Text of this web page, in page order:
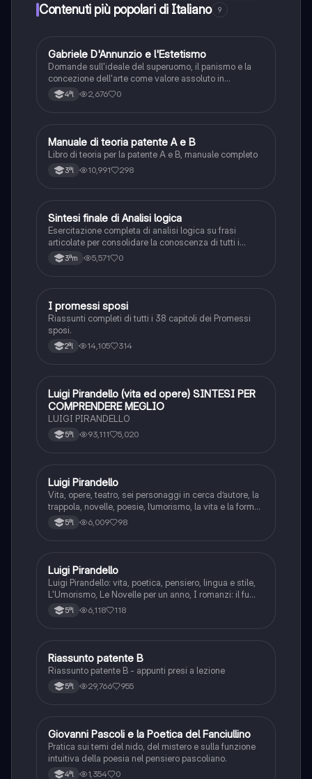
Contenuti più popolari di Italiano 9
GItaliano
Gabriele D'Annunzio e l'Estetismo
Domande sull'ideale del superuomo, il panismo e la
concezione dell'arte come valore assoluto in
D'Annunzio.
4ªl 2,676 0
Italiano
Manuale di teoria patente A e B
Libro di teoria per la patente A e B, manuale completo
3ªl 10,991 298
SItaliano
Sintesi finale di Analisi logica
Esercitazione completa di analisi logica su frasi
articolate per consolidare la conoscenza di tutti i
complementi.
3ªm 5,571 0
Italiano
I promessi sposi
Riassunti completi di tutti i 38 capitoli dei Promessi
sposi.
2ªl 14,105 314
Italiano
Luigi Pirandello (vita ed opere) SINTESI PER
COMPRENDERE MEGLIO
LUIGI PIRANDELLO
5ªl 93,111 5,020
Italiano
Luigi Pirandello
Vita, opere, teatro, sei personaggi in cerca d’autore, la
trappola, novelle, poesie, l’umorismo, la vita e la forma,
frantumazione dell’Io, la civiltà moderna e
l’alienazione, il treno ha fischiato, canta l’epistola, i
5ªl 6,009 98
Italiano
Luigi Pirandello
Luigi Pirandello: vita, poetica, pensiero, lingua e stile,
L'Umorismo, Le Novelle per un anno, I romanzi: il fu
Mattia Pascal, Quaderni di Serafino Gubbio operatore;
Uno, nessuno e centomila; il teatro: Sei personaggi in
5ªl 6,118 118
Italiano
Riassunto patente B
Riassunto patente B - appunti presi a lezione
5ªl 29,766 955
GItaliano
Giovanni Pascoli e la Poetica del Fanciullino
Pratica sui temi del nido, del mistero e sulla funzione
intuitiva della poesia nel pensiero pascoliano.
4ªl 1,354 0